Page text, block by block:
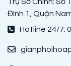
Đình 1, Quận
Hotline 24/7: